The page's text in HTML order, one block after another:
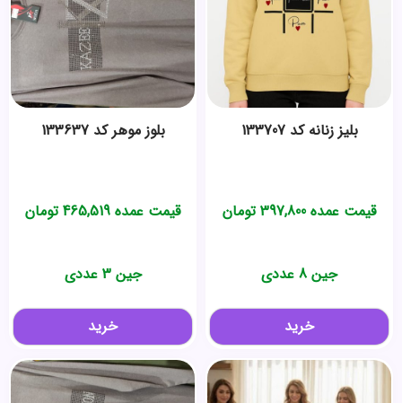
بلیز زنانه کد 133707
قیمت عمده397,800 تومان
جین 8 عددی
خرید
بلوز موهر کد 133637
قیمت عمده 465,519 تومان
جین 3 عددی
خرید